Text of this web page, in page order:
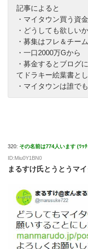
記事によると
・マイタウン買う資
・どうしても欲しい
・募集はフレ＆チー
・一口2000万Gから
・募金するとブログ
てドラキー絵葉書と
・マイタウンは誰で
320: その名前は774人います (ﾜｯ
ID:Miu0Y1BN0
まるすけ氏とうとうマ